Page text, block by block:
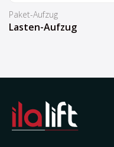
Paket-Aufzug
Lasten-Aufzug